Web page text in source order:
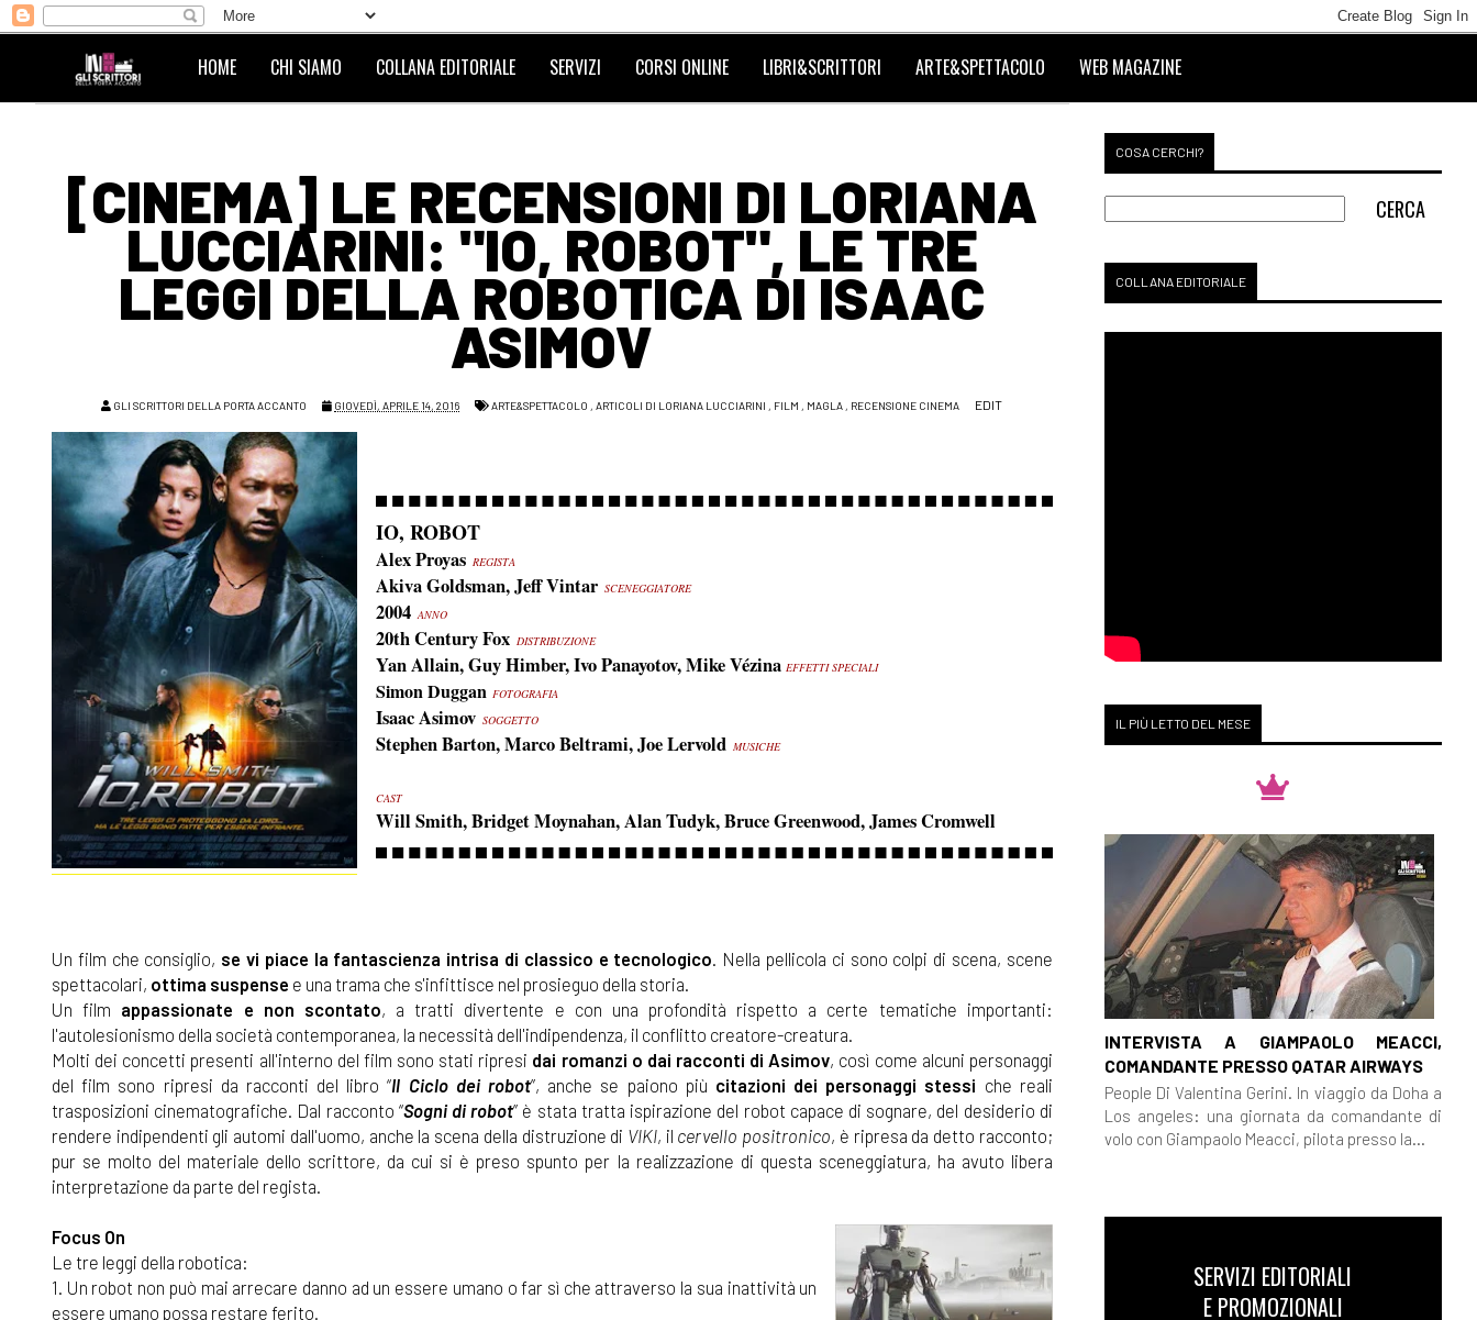
HOME CHI SIAMO COLLANA EDITORIALE SERVIZI CORSI ONLINE LIBRI&SCRITTORI ARTE&SPETTACOLO WEB MAGAZINE
[CINEMA] LE RECENSIONI DI LORIANA
LUCCIARINI: "IO, ROBOT", LE TRE
LEGGI DELLA ROBOTICA DI ISAAC
ASIMOV
GLI SCRITTORI DELLA PORTA ACCANTO GIOVEDÌ, APRILE 14, 2016 ARTE&SPETTACOLO ,ARTICOLI DI LORIANA LUCCIARINI , FILM , MAGLA , RECENSIONE CINEMA EDIT
IO, ROBOT
Alex Proyas REGISTA
Akiva Goldsman, Jeff Vintar SCENEGGIATORE
2004 ANNO
20th Century Fox DISTRIBUZIONE
Yan Allain, Guy Himber, Ivo Panayotov, Mike Vézina EFFETTI SPECIALI
Simon Duggan FOTOGRAFIA
Isaac Asimov SOGGETTO
Stephen Barton, Marco Beltrami, Joe Lervold MUSICHE
CAST
Will Smith, Bridget Moynahan, Alan Tudyk, Bruce Greenwood, James Cromwell
Un film che consiglio, se vi piace la fantascienza intrisa di classico e tecnologico. Nella pellicola ci sono colpi di scena, scene
spettacolari, ottima suspense e una trama che s'infittisce nel prosieguo della storia.
Un film appassionate e non scontato, a tratti divertente e con una profondità rispetto a certe tematiche importanti:
l'autolesionismo della società contemporanea, la necessità dell'indipendenza, il conflitto creatore-creatura.
Molti dei concetti presenti all'interno del film sono stati ripresi dai romanzi o dai racconti di Asimov, così come alcuni personaggi
del film sono ripresi da racconti del libro “Il Ciclo dei robot”, anche se paiono più citazioni dei personaggi stessi che reali
trasposizioni cinematografiche. Dal racconto “Sogni di robot” è stata tratta ispirazione del robot capace di sognare, del desiderio di
rendere indipendenti gli automi dall'uomo, anche la scena della distruzione di VIKI, il cervello positronico, è ripresa da detto racconto;
pur se molto del materiale dello scrittore, da cui si è preso spunto per la realizzazione di questa sceneggiatura, ha avuto libera
interpretazione da parte del regista.
Focus On
Le tre leggi della robotica:
1. Un robot non può mai arrecare danno ad un essere umano o far sì che attraverso la sua inattività un
essere umano possa restare ferito.
COSA CERCHI?
COLLANA EDITORIALE
IL PIÙ LETTO DEL MESE
INTERVISTA A GIAMPAOLO MEACCI,
COMANDANTE PRESSO QATAR AIRWAYS
People Di Valentina Gerini. In viaggio da Doha a
Los angeles: una giornata da comandante di
volo con Giampaolo Meacci, pilota presso la...
SERVIZI EDITORIALI
E PROMOZIONALI